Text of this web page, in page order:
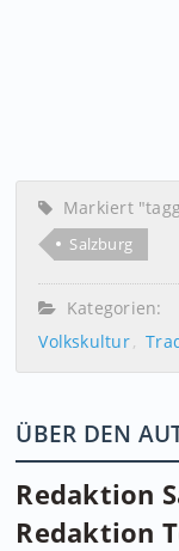
Markiert
Salzburg
Kategorien:
Volkskultur
ÜBER DEN
Redaktion
Redaktion